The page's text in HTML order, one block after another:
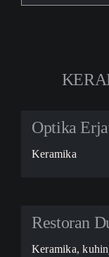
Optika
Keramika
Restoran
Keramika,